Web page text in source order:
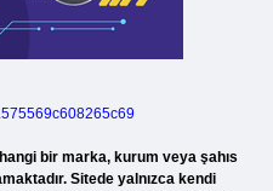
bir marka, kurum veya şahıs
Sitede yalnızca kendi